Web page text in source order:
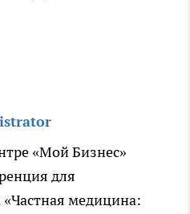
«Мой Бизнес»
для
медицина: